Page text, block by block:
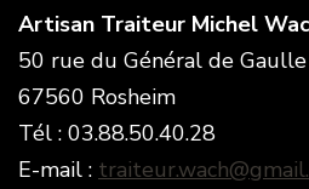
Artisan Traiteur Michel
50 rue du Général de Gaulle
67560 Rosheim
Tél : 03.88.50.40.28
E-mail :